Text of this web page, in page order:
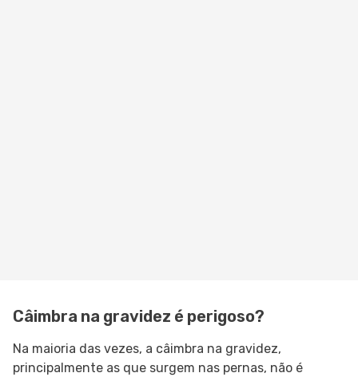
Câimbra na gravidez é perigoso?
Na maioria das vezes, a câimbra na gravidez,
principalmente as que surgem nas pernas, não é